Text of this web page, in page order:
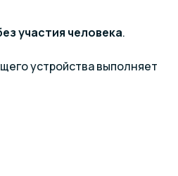
участия человека.
устройства выполняет